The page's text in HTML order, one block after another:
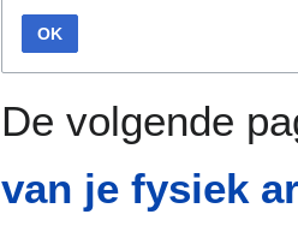
OK
De volgende
van je fysiek